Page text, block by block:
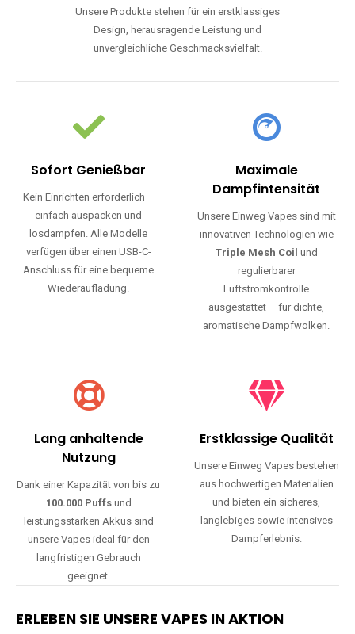
Unsere Produkte stehen für ein erstklassiges
Design, herausragende Leistung und
unvergleichliche Geschmacksvielfalt.
Sofort Genießbar
Kein Einrichten erforderlich –
einfach auspacken und
losdampfen. Alle Modelle
verfügen über einen USB-C-
Anschluss für eine bequeme
Wiederaufladung.
Maximale
Dampfintensität
Unsere Einweg Vapes sind mit
innovativen Technologien wie
Triple Mesh Coil und
regulierbarer
Luftstromkontrolle
ausgestattet – für dichte,
aromatische Dampfwolken.
Lang anhaltende
Nutzung
Dank einer Kapazität von bis zu
100.000 Puffsund
leistungsstarken Akkus sind
unsere Vapes ideal für den
langfristigen Gebrauch
geeignet.
Erstklassige Qualität
Unsere Einweg Vapes bestehen
aus hochwertigen Materialien
und bieten ein sicheres,
langlebiges sowie intensives
Dampferlebnis.
ERLEBEN SIE UNSERE VAPES IN AKTION